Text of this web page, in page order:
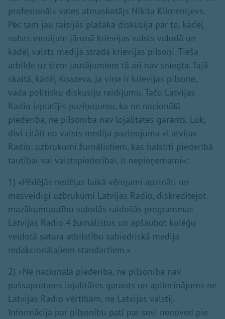
profesionāls vates atmaskotājs Nikita Klimentjevs.
Pēc tam jau raisījās plašāka diskusija par to, kādēļ
valsts medijam jārunā krievijas valsts valodā un
kādēļ valsts medijā strādā krievijas pilsoņi. Tieša
atbilde uz šiem jautājumiem tā arī nav sniegta. Tajā
skaitā, kādēļ Kņazeva, ja viņa ir krievijas pilsone,
vada politisku diskusiju raidījumu. Taču Latvijas
Radio izplatījis paziņojumu, ka ne nacionālā
piederība, ne pilsonība nav lojalitātes garants. Lūk,
divi citāti no valsts medija paziņojuma «Latvijas
Radio: uzbrukumi žurnālistiem, kas balstīti piederībā
tautībai vai valstspiederībai, ir nepieņemami»:
1) «Pēdējās nedēļas laikā vērojami apzināti un
masveidīgi uzbrukumi Latvijas Radio, diskreditējot
mazākumtautību valodās raidošās programmas
Latvijas Radio 4 žurnālistus un apšaubot kolēģu
veidotā satura atbilstību sabiedriskā medija
redakcionālajiem standartiem.»
2) «Ne nacionālā piederība, ne pilsonība nav
pašsaprotams lojalitātes garants un apliecinājums ne
Latvijas Radio vērtībām, ne Latvijas valstij.
Informācija par pilsonību pati par sevi nenoved pie